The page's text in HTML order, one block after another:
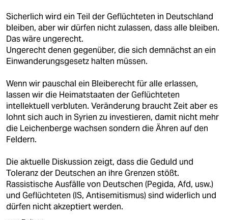
Sicherlich wird ein Teil der Geflüchteten in Deutschland
bleiben, aber wir dürfen nicht zulassen, dass alle bleiben.
Das wäre ungerecht.
Ungerecht denen gegenüber, die sich demnächst an ein
Einwanderungsgesetz halten müssen.
Wenn wir pauschal ein Bleiberecht für alle erlassen,
lassen wir die Heimatstaaten der Geflüchteten
intellektuell verbluten. Veränderung braucht Zeit aber es
lohnt sich auch in Syrien zu investieren, damit nicht mehr
die Leichenberge wachsen sondern die Ähren auf den
Feldern.
Die aktuelle Diskussion zeigt, dass die Geduld und
Toleranz der Deutschen an ihre Grenzen stößt.
Rassistische Ausfälle von Deutschen (Pegida, Afd, usw.)
und Geflüchteten (IS, Antisemitismus) sind widerlich und
dürfen nicht akzeptiert werden.